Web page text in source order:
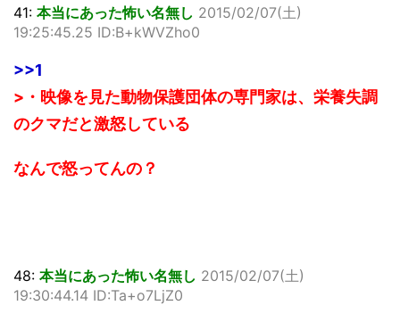
41: 本当にあった怖い名無し 2015/02/07(土)
19:25:45.25 ID:B+kWVZho0
>>1
>・映像を見た動物保護団体の専門家は、栄養失調
のクマだと激怒している
なんで怒ってんの？
48: 本当にあった怖い名無し 2015/02/07(土)
19:30:44.14 ID:Ta+o7LjZ0